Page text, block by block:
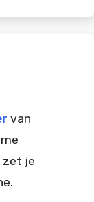
van
zet je